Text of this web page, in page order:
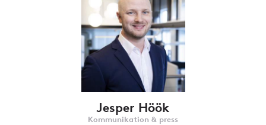
Jesper Höök
Kommunikation & press